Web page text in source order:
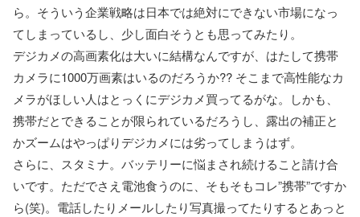
ら。そういう企業戦略は日本では絶対にできない市場になっ
てしまっているし、少し面白そうとも思ってみたり。
デジカメの高画素化は大いに結構なんですが、はたして携帯
カメラに1000万画素はいるのだろうか?? そこまで高性能なカ
メラがほしい人はとっくにデジカメ買ってるがな。しかも、
携帯だとできることが限られているだろうし、露出の補正と
かズームはやっぱりデジカメには劣ってしまうはず。
さらに、スタミナ。バッテリーに悩まされ続けること請け合
いです。ただでさえ電池食うのに、そもそもコレ”携帯”ですか
ら(笑)。電話したりメールしたり写真撮ってたりするとあっと